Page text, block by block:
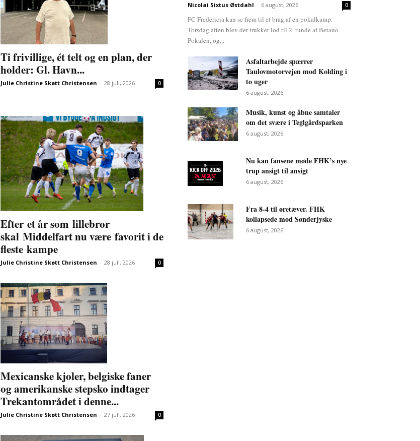
Ti frivillige, ét telt og en plan, der
holder: Gl. Havn...
Julie Christine Skøtt Christensen - 28 juli, 2026 0
Efter et år som lillebror
skal Middelfart nu være favorit i de
fleste kampe
Julie Christine Skøtt Christensen - 28 juli, 2026 0
Mexicanske kjoler, belgiske faner
og amerikanske stepsko indtager
Trekantområdet i denne...
Julie Christine Skøtt Christensen - 27 juli, 2026 0
Nicolai Sixtus Østdahl - 6 august, 2026 0
FC Fredericia kan se frem til et brag af en pokalkamp.
Torsdag aften blev der trukket lod til 2. runde af Betano
Pokalen, og...
Asfaltarbejde spærrer
Taulovmotorvejen mod Kolding i
to uger
6 august, 2026
Musik, kunst og åbne samtaler
om det svære i Teglgårdsparken
6 august, 2026
Nu kan fansene møde FHK’s nye
trup ansigt til ansigt
6 august, 2026
Fra 8-4 til øretæver. FHK
kollapsede mod Sønderjyske
6 august, 2026